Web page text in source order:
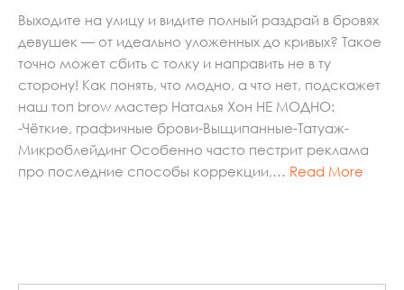
Выходите на улицу и видите полный раздрай в бровях
девушек — от идеально уложенных до кривых? Такое
точно может сбить с толку и направить не в ту
сторону! Как понять, что модно, а что нет, подскажет
наш топ brow мастер Наталья Хон НЕ МОДНО:
-Чёткие, графичные брови-Выщипанные-Татуаж-
Микроблейдинг Особенно часто пестрит реклама
про последние способы коррекции,… Read More